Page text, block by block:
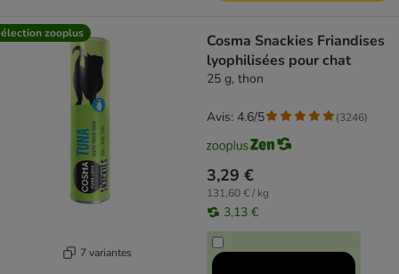
zooplus
7 variantes
Cosma Snackies Friandises
lyophilisées pour chat
25 g, thon
3,29 €
131,60 € / kg
3,13 €
Avis: 4.6/5 (3246)